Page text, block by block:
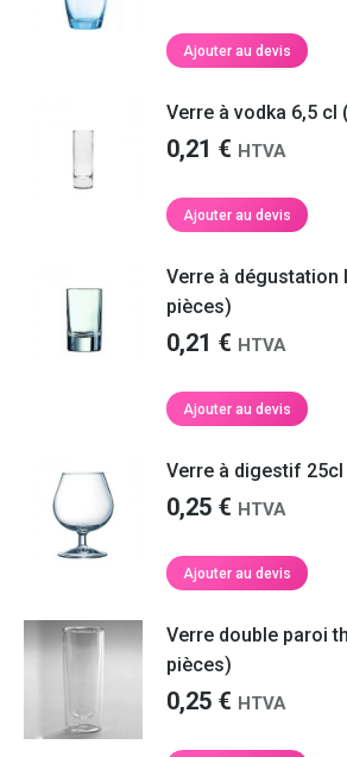
Ajouter au devis
Verre à vodka 6,5 cl
0,21 € HTVA
Ajouter au devis
Verre à dégustation
pièces)
0,21 € HTVA
Ajouter au devis
Verre à digestif
0,25 € HTVA
Ajouter au devis
Verre double paroi
pièces)
0,25 € HTVA